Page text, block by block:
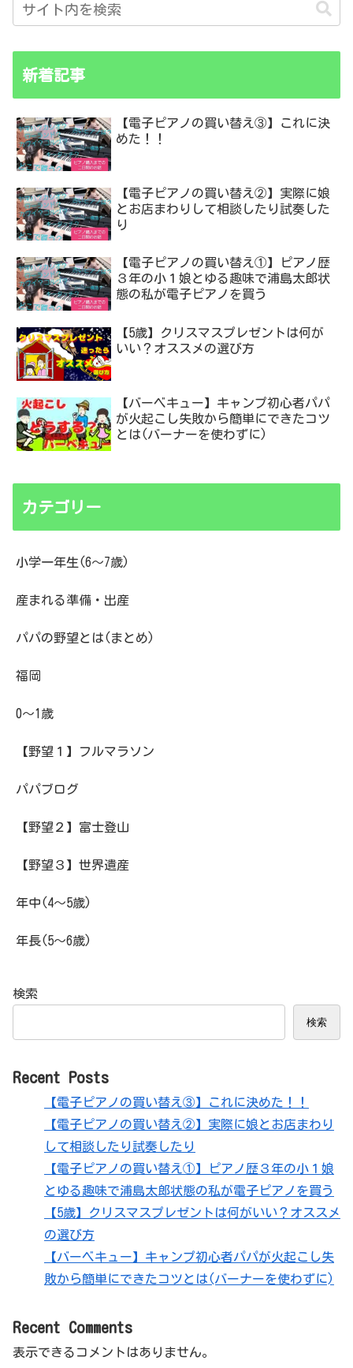
新着記事
【電子ピアノの買い替え③】これに決
めた！！
【電子ピアノの買い替え②】実際に娘
とお店まわりして相談したり試奏した
り
【電子ピアノの買い替え①】ピアノ歴
３年の小１娘とゆる趣味で浦島太郎状
態の私が電子ピアノを買う
【5歳】クリスマスプレゼントは何が
いい？オススメの選び方
【バーベキュー】キャンプ初心者パパ
が火起こし失敗から簡単にできたコツ
とは(バーナーを使わずに)
カテゴリー
小学一年生(6～7歳)
産まれる準備・出産
パパの野望とは(まとめ)
福岡
0～1歳
【野望１】フルマラソン
パパブログ
【野望２】富士登山
【野望３】世界遺産
年中(4～5歳)
年長(5～6歳)
検索
検索
Recent Posts
【電子ピアノの買い替え③】これに決めた！！
【電子ピアノの買い替え②】実際に娘とお店まわり
して相談したり試奏したり
【電子ピアノの買い替え①】ピアノ歴３年の小１娘
とゆる趣味で浦島太郎状態の私が電子ピアノを買う
【5歳】クリスマスプレゼントは何がいい？オススメ
の選び方
【バーベキュー】キャンプ初心者パパが火起こし失
敗から簡単にできたコツとは(バーナーを使わずに)
Recent Comments
表示できるコメントはありません。